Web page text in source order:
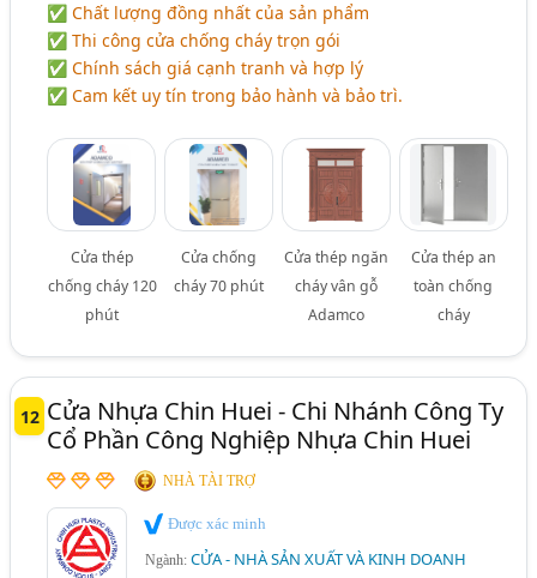
✅ Chất lượng đồng nhất của sản phẩm
✅ Thi công cửa chống cháy trọn gói
✅ Chính sách giá cạnh tranh và hợp lý
✅ Cam kết uy tín trong bảo hành và bảo trì.
Cửa thép
chống cháy 120
phút
Cửa chống
cháy 70 phút
Cửa thép ngăn
cháy vân gỗ
Adamco
Cửa thép an
toàn chống
cháy
12 Cửa Nhựa Chin Huei - Chi Nhánh Công Ty
Cổ Phần Công Nghiệp Nhựa Chin Huei
NHÀ TÀI TRỢ
Được xác minh
Ngành:CỬA - NHÀ SẢN XUẤT VÀ KINH DOANH